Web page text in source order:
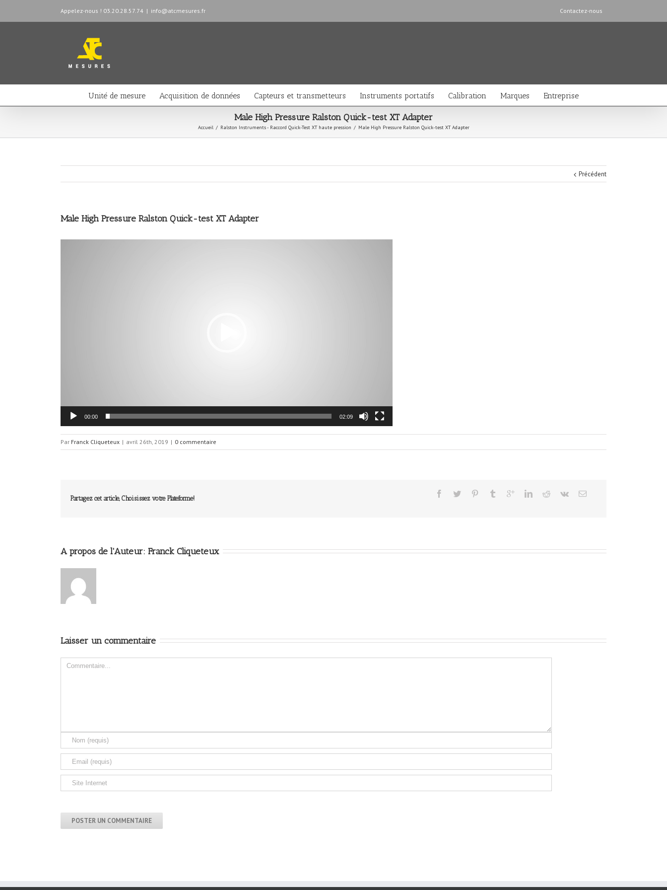
Appelez-nous ! 03.20.28.57.74 | info@atcmesures.fr Contactez-nous
Unité de mesure Acquisition de données Capteurs et transmetteurs Instruments portatifs Calibration Marques Entreprise
Male High Pressure Ralston Quick-test XT Adapter
Accueil / Ralston Instruments - Raccord Quick-Test XT haute pression / Male High Pressure Ralston Quick-test XT Adapter
Précédent
Male High Pressure Ralston Quick-test XT Adapter
00:00 02:09
Par Franck Cliqueteux | avril 26th, 2019 | 0 commentaire
Partagez cet article, Choisissez votre Plateforme!
A propos de l'Auteur: Franck Cliqueteux
Laisser un commentaire